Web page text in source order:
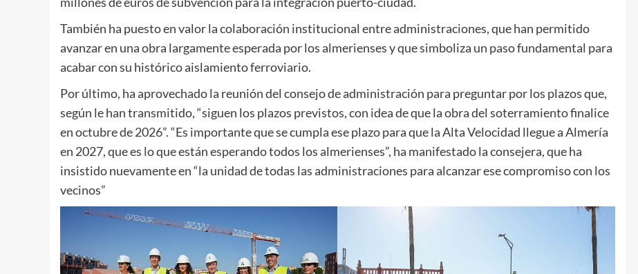
También ha puesto en valor la colaboración institucional entre administraciones, que han permitido
avanzar en una obra largamente esperada por los almerienses y que simboliza un paso fundamental para
acabar con su histórico aislamiento ferroviario.
Por último, ha aprovechado la reunión del consejo de administración para preguntar por los plazos que,
según le han transmitido, “siguen los plazos previstos, con idea de que la obra del soterramiento finalice
en octubre de 2026”. “Es importante que se cumpla ese plazo para que la Alta Velocidad llegue a Almería
en 2027, que es lo que están esperando todos los almerienses”, ha manifestado la consejera, que ha
insistido nuevamente en “la unidad de todas las administraciones para alcanzar ese compromiso con los
vecinos”